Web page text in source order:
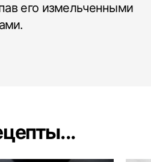
его измельченными